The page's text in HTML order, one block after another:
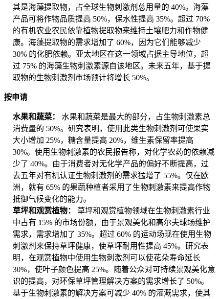
其是海藻提取物，占全球生物刺激剂总用量的 40%。海藻
产品可将作物品质提高 50%，保水性提高 35%。超过 70%
的有机农业农民依靠植物提取物来维持土壤肥力和作物健
康。海藻提取物的需求增加了 60%，因为它们能够减少
30% 的化肥依赖。亚太地区在这一领域占据主导地位，超
过 75% 的海藻生物刺激素源自该地区。未来五年，基于提
取物的生物刺激剂市场预计将增长 50%。
按申请
水果和蔬菜： 水果和蔬菜是最大的部分，占生物刺激素总
消费量的 50%。研究表明，使用此类生物刺激剂可使果实
大小增加 25%，糖含量提高 20%，维生素保留率提高
30%。使用生物刺激素的农民报告称，对化学农药的依赖减
少了 40%。由于消费者对无化学产品的偏好不断提高，过
去五年对有机认证生物刺激剂的需求猛增了 55%。仅在欧
洲，就有 65% 的果蔬种植者采用了生物刺激素来提高作物
抵御气候变化的能力。
草坪和观赏植物： 草坪和观赏植物领域在生物刺激素行业
中占有 15% 的市场份额，由于景观美化和高尔夫球场维护
需求，需求增加了 35%。超过 60% 的运动场现在使用生物
刺激剂来保持草坪健康，使草坪耐用性提高 45%。研究表
明，在观赏植物中使用生物刺激剂可以使花朵寿命延长
30%，使叶子颜色提高 25%。随着公众对可持续景观美化意
识的提高，对环保草坪管理解决方案的需求增长了 50%。
基于生物刺激素的解决方案可减少 40% 的灌溉需求，使其